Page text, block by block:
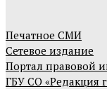
Печатное СМИ
Сетевое издание
Портал правовой
ГБУ СО «Редакция